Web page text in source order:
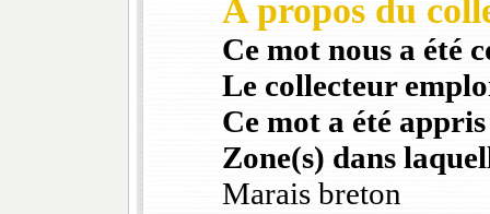
A propos du
Ce mot nous a été
Le collecteur
Ce mot a été
Zone(s) dans
Marais breton